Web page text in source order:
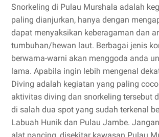
Snorkeling di Pulau Murshala adalah
paling dianjurkan, hanya dengan
dapat menyaksikan keberagaman dan
tumbuhan/hewan laut. Berbagai jenis
berwarna-warni akan menggoda anda
lama. Apabila ingin lebih mengenal
Diving adalah kegiatan yang paling
aktivitas diving dan snorkeling tersebut
di salah dua spot yang sudah terkenal
Labuah Hunik dan Pulau Jambe.